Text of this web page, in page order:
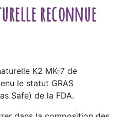
reconnue
K2 MK-7 de
le statut GRAS
Safe) de la FDA.